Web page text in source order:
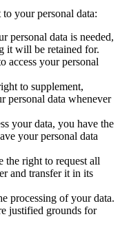
your personal data:
personal data is needed,
it will be retained for.
access your personal
to supplement,
personal data whenever
your data, you have the
your personal data
the right to request all
and transfer it in its
processing of your data.
justified grounds for